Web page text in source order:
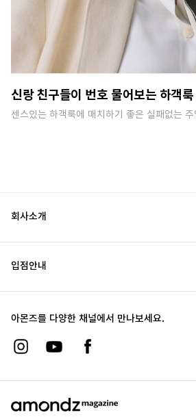
신랑 친구들이 번호 물어보는 하객
센스있는 하객룩에 매치하기 좋은 실패없는
회사소개
입점안내
아몬즈를 다양한 채널에서 만나보세요.